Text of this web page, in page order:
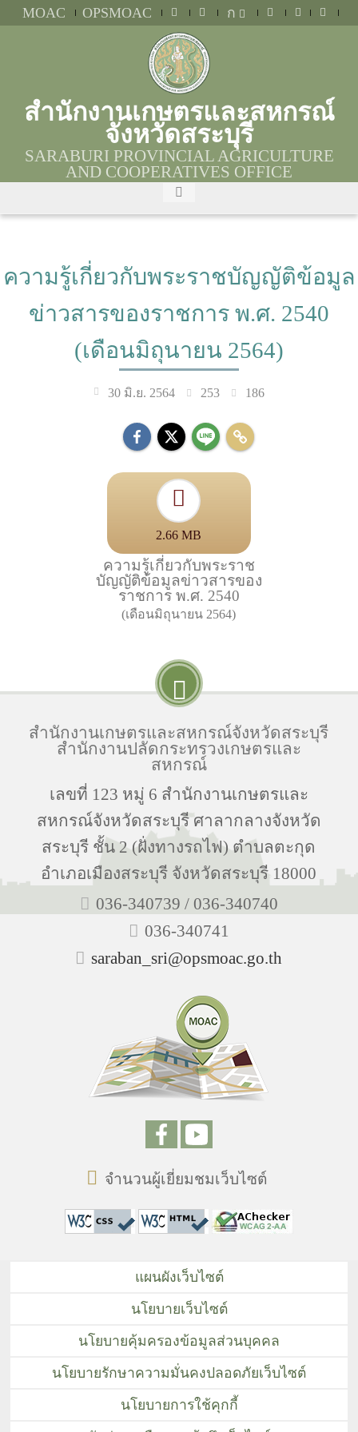
MOAC OPSMOAC ก
สำนักงานเกษตรและสหกรณ์
จังหวัดสระบุรี
SARABURI PROVINCIAL AGRICULTURE
AND COOPERATIVES OFFICE
ความรู้เกี่ยวกับพระราชบัญญัติข้อมูล
ข่าวสารของราชการ พ.ศ. 2540
(เดือนมิถุนายน 2564)
30 มิ.ย. 2564 253 186
2.66 MB
ความรู้เกี่ยวกับพระราช
บัญญัติข้อมูลข่าวสารของ
ราชการ พ.ศ. 2540
(เดือนมิถุนายน 2564)
สำนักงานเกษตรและสหกรณ์จังหวัดสระบุรี
สำนักงานปลัดกระทรวงเกษตรและ
สหกรณ์
เลขที่ 123 หมู่ 6 สำนักงานเกษตรและ
สหกรณ์จังหวัดสระบุรี ศาลากลางจังหวัด
สระบุรี ชั้น 2 (ฝั่งทางรถไฟ) ตำบลตะกุด
อำเภอเมืองสระบุรี จังหวัดสระบุรี 18000
036-340739 / 036-340740
036-340741
saraban_sri@opsmoac.go.th
จำนวนผู้เยี่ยมชมเว็บไซต์
แผนผังเว็บไซต์
นโยบายเว็บไซต์
นโยบายคุ้มครองข้อมูลส่วนบุคคล
นโยบายรักษาความมั่นคงปลอดภัยเว็บไซต์
นโยบายการใช้คุกกี้